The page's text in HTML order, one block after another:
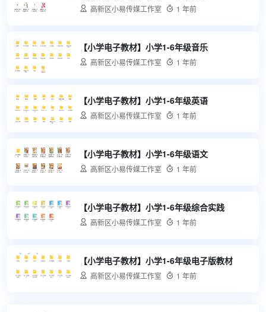
 高新区小易传媒工作室  1 年前
【小学电子教材】小学1-6年级音乐
 高新区小易传媒工作室  1 年前
【小学电子教材】小学1-6年级英语
 高新区小易传媒工作室  1 年前
【小学电子教材】小学1-6年级语文
 高新区小易传媒工作室  1 年前
【小学电子教材】小学1-6年级综合实践
 高新区小易传媒工作室  1 年前
【小学电子教材】小学1-6年级电子版教材
 高新区小易传媒工作室  1 年前